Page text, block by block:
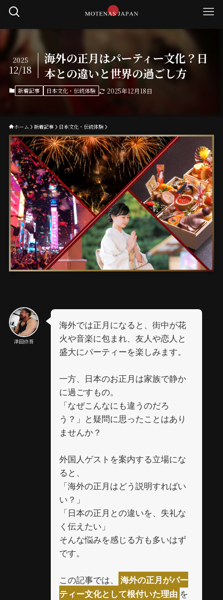
海外の正月はパーティー文化？日
本との違いと世界の過ごし方
2025
12/18
新着記事 日本文化・伝統体験 2025年12月18日
ホーム 新着記事 日本文化・伝統体験
津田修吾
海外では正月になると、街中が花
火や音楽に包まれ、友人や恋人と
盛大にパーティーを楽しみます。
一方、日本のお正月は家族で静か
に過ごすもの。
「なぜこんなにも違うのだろ
う？」と疑問に思ったことはあり
ませんか？
外国人ゲストを案内する立場にな
ると、
「海外の正月はどう説明すればい
い？」
「日本の正月との違いを、失礼な
く伝えたい」
そんな悩みを感じる方も多いはず
です。
この記事では、
海外の正月がパー
ティー文化として根付いた理由 を